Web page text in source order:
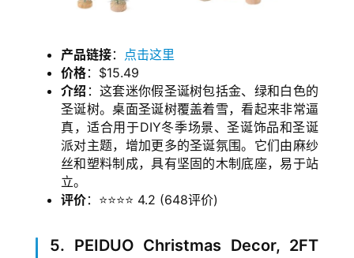
产品链接： 点击这里
价格：$15.49
介绍 ：这套迷你假圣诞树包括金、绿和白色的
圣诞树。桌面圣诞树覆盖着雪，看起来非常逼
真，适合用于DIY冬季场景、圣诞饰品和圣诞
派对主题，增加更多的圣诞氛围。它们由麻纱
丝和塑料制成，具有坚固的木制底座，易于站
立。
评价：⭐⭐⭐⭐ 4.2 (648评价)
5. PEIDUO Christmas Decor, 2FT